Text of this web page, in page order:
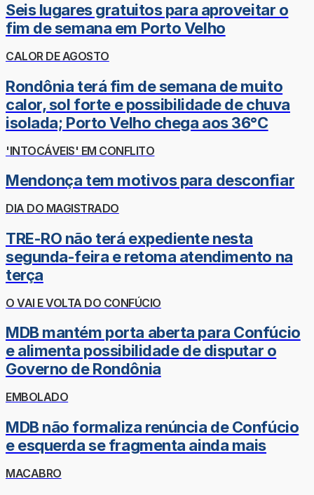
Seis lugares gratuitos para aproveitar o
fim de semana em Porto Velho
CALOR DE AGOSTO
Rondônia terá fim de semana de muito
calor, sol forte e possibilidade de chuva
isolada; Porto Velho chega aos 36°C
'INTOCÁVEIS' EM CONFLITO
Mendonça tem motivos para desconfiar
DIA DO MAGISTRADO
TRE-RO não terá expediente nesta
segunda-feira e retoma atendimento na
terça
O VAI E VOLTA DO CONFÚCIO
MDB mantém porta aberta para Confúcio
e alimenta possibilidade de disputar o
Governo de Rondônia
EMBOLADO
MDB não formaliza renúncia de Confúcio
e esquerda se fragmenta ainda mais
MACABRO